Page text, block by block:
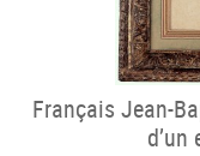
Français Jean-